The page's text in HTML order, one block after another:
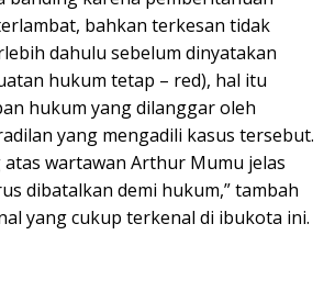
bahkan terkesan tidak
dahulu sebelum dinyatakan
hukum tetap – red), hal itu
hukum yang dilanggar oleh
yang mengadili kasus tersebut.
wartawan Arthur Mumu jelas
dibatalkan demi hukum,” tambah
yang cukup terkenal di ibukota ini.